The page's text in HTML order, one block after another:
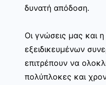
δυνατή απόδοση.
Οι γνώσεις μας και
εξειδικευμένων
επιτρέπουν να
πολύπλοκες και